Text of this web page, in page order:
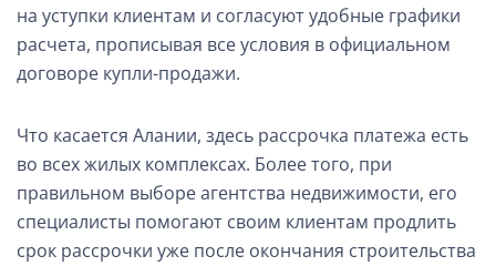
на уступки клиентам и согласуют удобные графики
расчета, прописывая все условия в официальном
договоре купли-продажи.
Что касается Алании, здесь рассрочка платежа есть
во всех жилых комплексах. Более того, при
правильном выборе агентства недвижимости, его
специалисты помогают своим клиентам продлить
срок рассрочки уже после окончания строительства